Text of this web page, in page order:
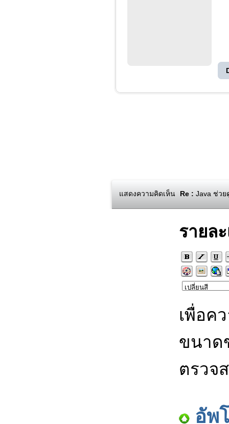
แสดงความคิดเห็น Re : Java ช่ว
รายล
เพื่อค
ขนาด
ตรวจ
อัพ